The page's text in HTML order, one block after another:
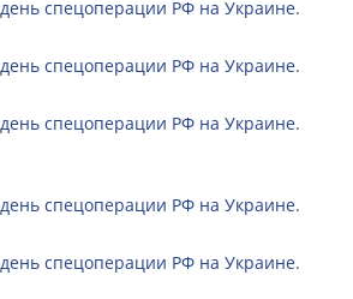
спецоперации РФ на Украине.
спецоперации РФ на Украине.
спецоперации РФ на Украине.
спецоперации РФ на Украине.
спецоперации РФ на Украине.